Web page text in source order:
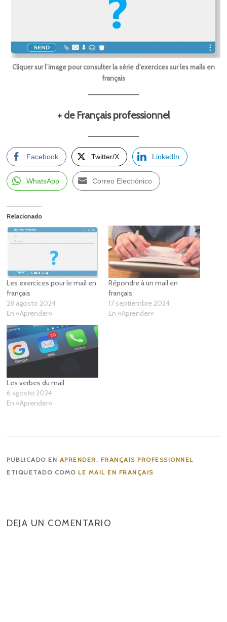
Cliquer sur l’image pour consulter la série d’exercices sur les mails en
français
+ de Français professionnel
Facebook Twitter/X LinkedIn
WhatsApp Correo Electrónico
Relacionado
Les exercices pour le mail en
français
28 agosto 2024
En «Aprender»
Répondre à un mail en
français
17 septiembre 2024
En «Aprender»
Les verbes du mail
6 agosto 2024
En «Aprender»
PUBLICADO EN APRENDER , FRANÇAIS PROFESSIONNEL
ETIQUETADO COMOLE MAIL EN FRANÇAIS
DEJA UN COMENTARIO